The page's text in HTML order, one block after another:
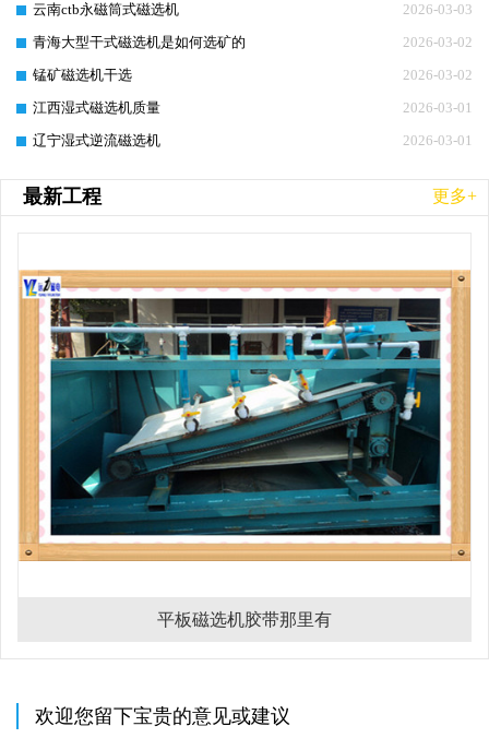
2026-03-03
云南ctb永磁筒式磁选机
2026-03-02
青海大型干式磁选机是如何选矿的
2026-03-02
锰矿磁选机干选
2026-03-01
江西湿式磁选机质量
2026-03-01
辽宁湿式逆流磁选机
最新工程 更多+
平板磁选机胶带那里有
欢迎您留下宝贵的意见或建议